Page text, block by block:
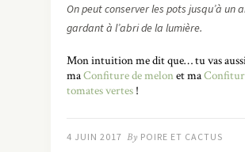
On peut conserver les pots jusqu’à un
gardant à l’abri de la lumière.
Mon intuition me dit que… tu vas
maConfiture de melonet ma
tomates vertes !
4 JUIN 2017 By POIRE ET CACTUS